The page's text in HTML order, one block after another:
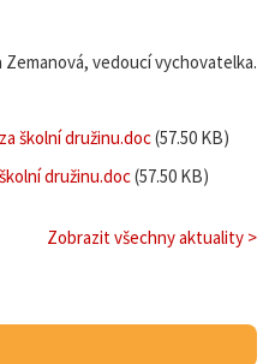
Zemanová, vedoucí vychovatelka.
školní družinu.doc(57.50 KB)
družinu.doc(57.50 KB)
Zobrazit všechny aktuality >